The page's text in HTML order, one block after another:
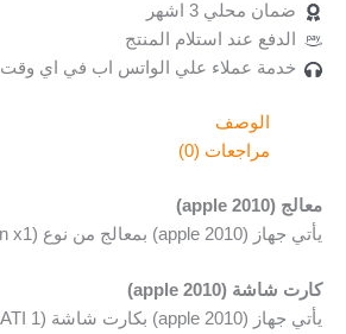
ضمان محلي 3 اشهر
الدفع عند استلام المنتج
خدمة عملاء علي الواتس اب في اي وقت
الوصف
مراجعات (0)
معالج (apple 2010)
يأتي جهاز (apple 2010) بمعالج من نوع (xeon x1).
كارت شاشة (apple 2010)
يأتي جهاز (apple 2010) بكارت شاشة (1 ATI).